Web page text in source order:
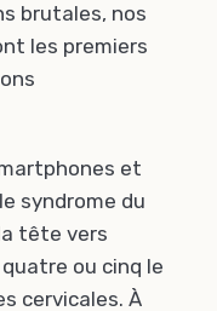
brutales, nos
les premiers
et
syndrome du
tête vers
ou cinq le
cervicales. À